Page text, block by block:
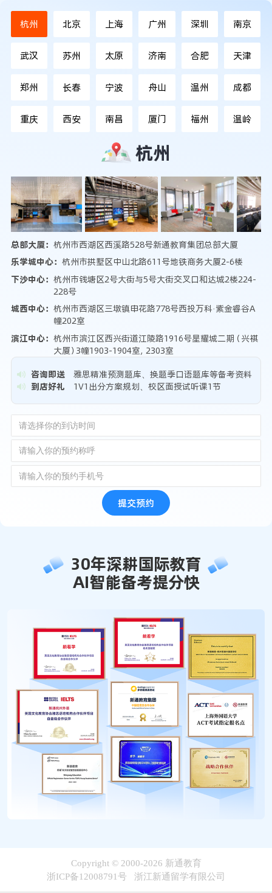
杭州 北京 上海 广州 深圳 南京
武汉 苏州 太原 济南 合肥 天津
郑州 长春 宁波 舟山 温州 成都
重庆 西安 南昌 厦门 福州 温岭
杭州
总部大厦： 杭州市西湖区西溪路528号新通教育集团总部大厦
乐学城中心： 杭州市拱墅区中山北路611号地铁商务大厦2-6楼
下沙中心： 杭州市钱塘区2号大街与5号大街交叉口和达城2楼224-
228号
城西中心： 杭州市西湖区三墩镇申花路778号西投万科·紫金睿谷A
幢202室
滨江中心： 杭州市滨江区西兴街道江陵路1916号星耀城二期（兴祺
大厦）3幢1903-1904室，2303室
咨询即送
雅思精准预测题库、换题季口语题库等备考资料
到店好礼
1V1出分方案规划、校区面授试听课1节
提交预约
30年深耕国际教育
AI智能备考提分快
Copyright © 2000-2026 新通教育
浙ICP备12008791号 浙江新通留学有限公司